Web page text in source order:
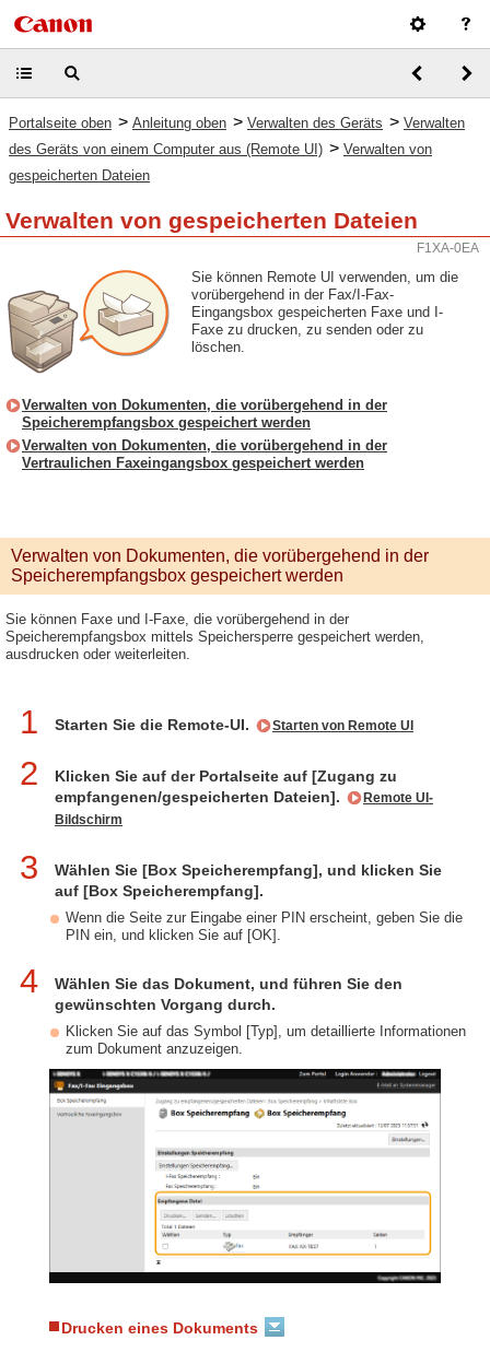
Portalseite oben > Anleitung oben > Verwalten des Geräts > Verwalten
des Geräts von einem Computer aus (Remote UI) > Verwalten von
gespeicherten Dateien
Verwalten von gespeicherten Dateien
F1XA-0EA
Sie können Remote UI verwenden, um die
vorübergehend in der Fax/I-Fax-
Eingangsbox gespeicherten Faxe und I-
Faxe zu drucken, zu senden oder zu
löschen.
Verwalten von Dokumenten, die vorübergehend in der
Speicherempfangsbox gespeichert werden
Verwalten von Dokumenten, die vorübergehend in der
Vertraulichen Faxeingangsbox gespeichert werden
Verwalten von Dokumenten, die vorübergehend in der
Speicherempfangsbox gespeichert werden
Sie können Faxe und I-Faxe, die vorübergehend in der
Speicherempfangsbox mittels Speichersperre gespeichert werden,
ausdrucken oder weiterleiten.
1 Starten Sie die Remote-UI. Starten von Remote UI
2
Klicken Sie auf der Portalseite auf [Zugang zu
empfangenen/gespeicherten Dateien].
Remote UI-
Bildschirm
3
Wählen Sie [Box Speicherempfang], und klicken Sie
auf [Box Speicherempfang].
Wenn die Seite zur Eingabe einer PIN erscheint, geben Sie die
PIN ein, und klicken Sie auf [OK].
4
Wählen Sie das Dokument, und führen Sie den
gewünschten Vorgang durch.
Klicken Sie auf das Symbol [Typ], um detaillierte Informationen
zum Dokument anzuzeigen.
Drucken eines Dokuments